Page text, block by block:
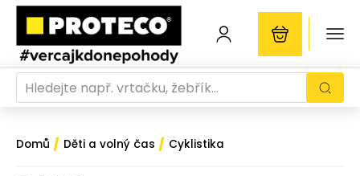
Domů / Děti a volný čas / Cyklistika